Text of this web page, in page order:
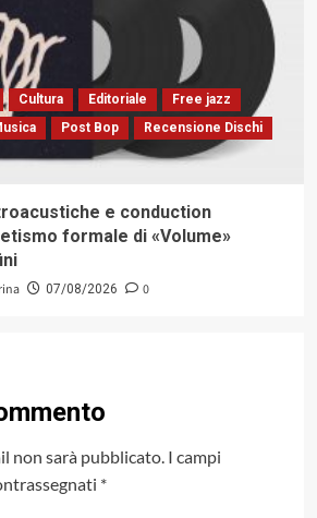
Cultura Editoriale
Free jazz
Post Bop
Recensione Dischi
e conduction
formale di «Volume»
07/08/2026 0
non sarà pubblicato. I campi
*